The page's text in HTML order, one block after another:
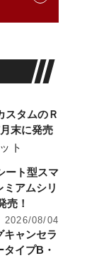
スタムのＲ
末に発売
ト
ート型スマ
アムシリ
売！
2026/08/04
キャンセラ
イプB・